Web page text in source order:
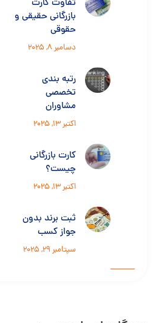
تفاوت کارت
بازرگانی حقیقی و
حقوقی
دسامبر 8, 2025
رتبه بندی
تخصصی
مشاوران
اکتبر 13, 2025
کارت بازرگانی
چیست؟
اکتبر 13, 2025
ثبت برند بدون
جواز کسب
سپتامبر 29, 2025